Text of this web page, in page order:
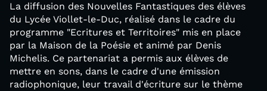
La diffusion des Nouvelles Fantastiques des élèves
du Lycée Viollet-le-Duc, réalisé dans le cadre du
programme "Ecritures et Territoires" mis en place
par la Maison de la Poésie et animé par Denis
Michelis. Ce partenariat a permis aux élèves de
mettre en sons, dans le cadre d'une émission
radiophonique, leur travail d'écriture sur le thème